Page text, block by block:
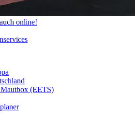
online!
(EETS)